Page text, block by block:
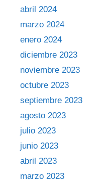
abril 2024
marzo 2024
enero 2024
diciembre 2023
noviembre 2023
octubre 2023
septiembre 2023
agosto 2023
julio 2023
junio 2023
abril 2023
marzo 2023